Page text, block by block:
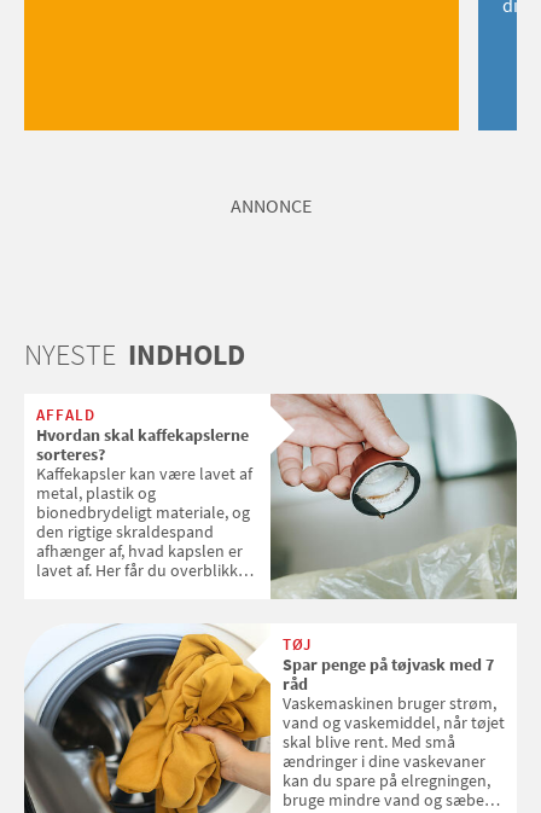
dig!
ANNONCE
NYESTE INDHOLD
AFFALD
Hvordan skal kaffekapslerne
sorteres?
Kaffekapsler kan være lavet af
metal, plastik og
bionedbrydeligt materiale, og
den rigtige skraldespand
afhænger af, hvad kapslen er
lavet af. Her får du overblikket
TØJ
Spar penge på tøjvask med 7
råd
Vaskemaskinen bruger strøm,
vand og vaskemiddel, når tøjet
skal blive rent. Med små
ændringer i dine vaskevaner
kan du spare på elregningen,
bruge mindre vand og sæbe